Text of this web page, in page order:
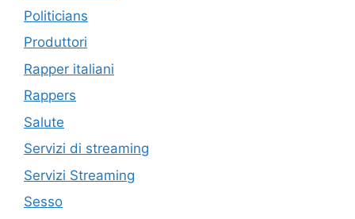
Politicians
Produttori
Rapper italiani
Rappers
Salute
Servizi di streaming
Servizi Streaming
Sesso